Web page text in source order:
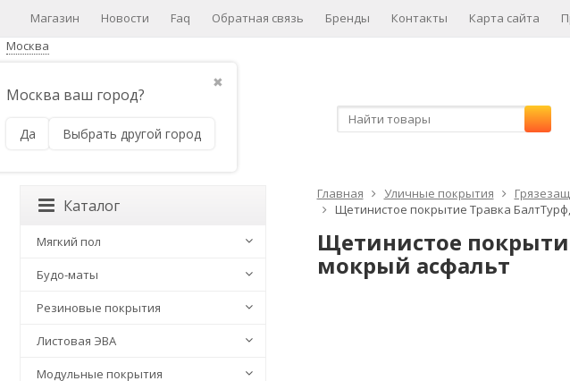
Магазин Новости Faq Обратная связь Бренды Контакты Карта сайта
Москва
✖
Москва ваш город?
Да Выбрать другой город
Главная Уличные покрытия
Щетинистое покрытие Травка
Щетинистое
мокрый асфальт
Каталог
Мягкий пол
Будо-маты
Резиновые покрытия
Листовая ЭВА
Модульные покрытия